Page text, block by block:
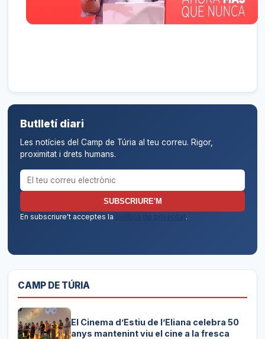
Butlletí diari
Les notícies del Camp de Túria al teu correu. Rigor,
proximitat i drets humans.
Correu electrònic per al butlletí
SUBSCRIURE'M
En subscriure't acceptes la
política de privacitat.
CAMP DE TÚRIA
El Cinema d’Estiu de l’Eliana celebra 50
anys mantenint viu el cine a la fresca